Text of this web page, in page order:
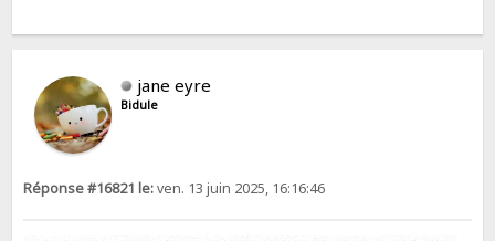
jane eyre
Bidule
Réponse #16821 le:ven. 13 juin 2025, 16:16:46